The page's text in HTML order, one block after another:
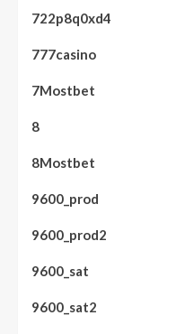
722p8q0xd4
777casino
7Mostbet
8
8Mostbet
9600_prod
9600_prod2
9600_sat
9600_sat2